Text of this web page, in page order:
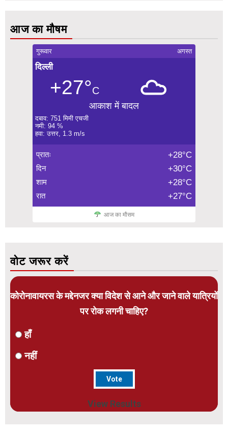
आज का मौषम
गुरूवार अगस्त
दिल्ली
+27°C
आकाश में बादल
दबाव: 751 मिमी एचजी
नमी: 94 %
हवा: उत्तर, 1.3 m/s
प्रातः +28°C
दिन +30°C
शाम +28°C
रात +27°C
आज का मौसम
वोट जरूर करें
कोरोनावायरस के मद्देनजर क्या विदेश से आने और जाने वाले यात्रियों
पर रोक लगनी चाहिए?
हाँ
नहीं
View Results